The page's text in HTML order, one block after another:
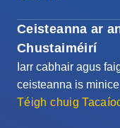
Ceisteanna ar
Chustaiméirí
Iarr cabhair agus
ceisteanna is minice
Téigh chuig